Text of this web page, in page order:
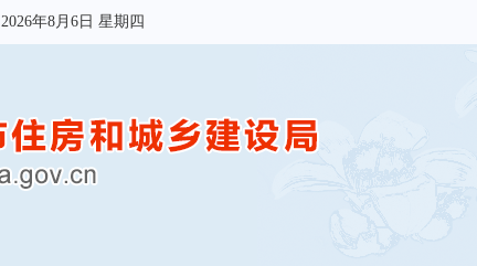
2026年8月6日 星期四